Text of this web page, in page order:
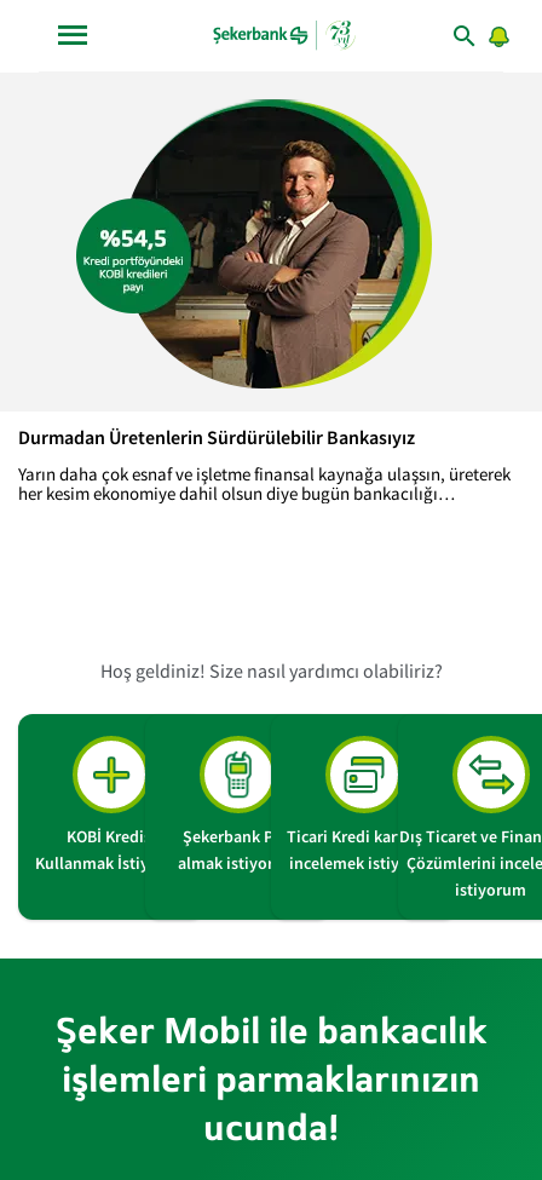
Durmadan Üretenlerin Sürdürülebilir Bankasıyız
Yarın daha çok esnaf ve işletme finansal kaynağa ulaşsın, üreterek
her kesim ekonomiye dahil olsun diye bugün bankacılığı
Hoş geldiniz! Size nasıl yardımcı olabiliriz?
KOBİ Kredisi
Kullanmak İstiyorum
Şekerbank POS
almak istiyorum
Ticari Kredi kartlarını
incelemek istiyorum
Dış Ticaret ve
Çözümlerini
istiyorum
Şeker Mobil ile bankacılık
işlemleri parmaklarınızın
ucunda!